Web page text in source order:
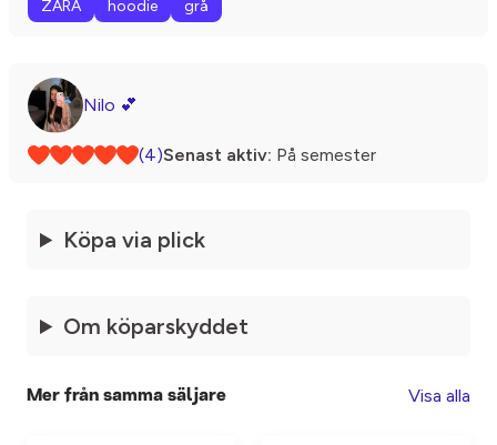
ZARA hoodie grå
Nilo 💕
(4)Senast aktiv: På semester
Köpa via plick
Om köparskyddet
Mer från samma säljare Visa alla